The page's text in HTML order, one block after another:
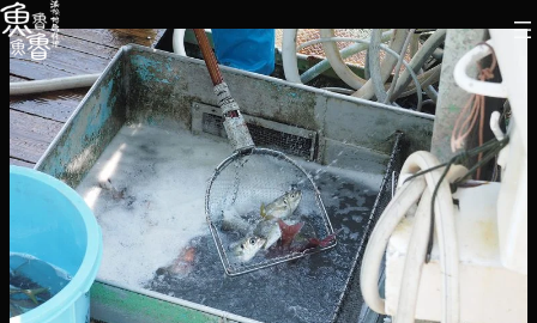
内
容
を
ス
キ
ッ